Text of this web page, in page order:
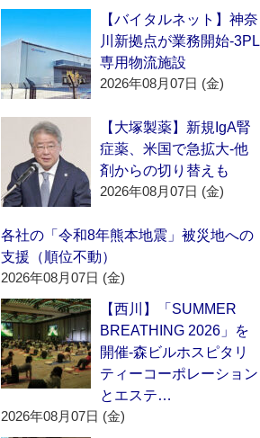
【バイタルネット】神奈
川新拠点が業務開始‐3PL
専用物流施設
2026年08月07日 (金)
【大塚製薬】新規IgA腎
症薬、米国で急拡大‐他
剤からの切り替えも
2026年08月07日 (金)
各社の「令和8年熊本地震」被災地への
支援（順位不動）
2026年08月07日 (金)
【西川】「SUMMER
BREATHING 2026」を
開催‐森ビルホスピタリ
ティーコーポレーション
とエステ…
2026年08月07日 (金)